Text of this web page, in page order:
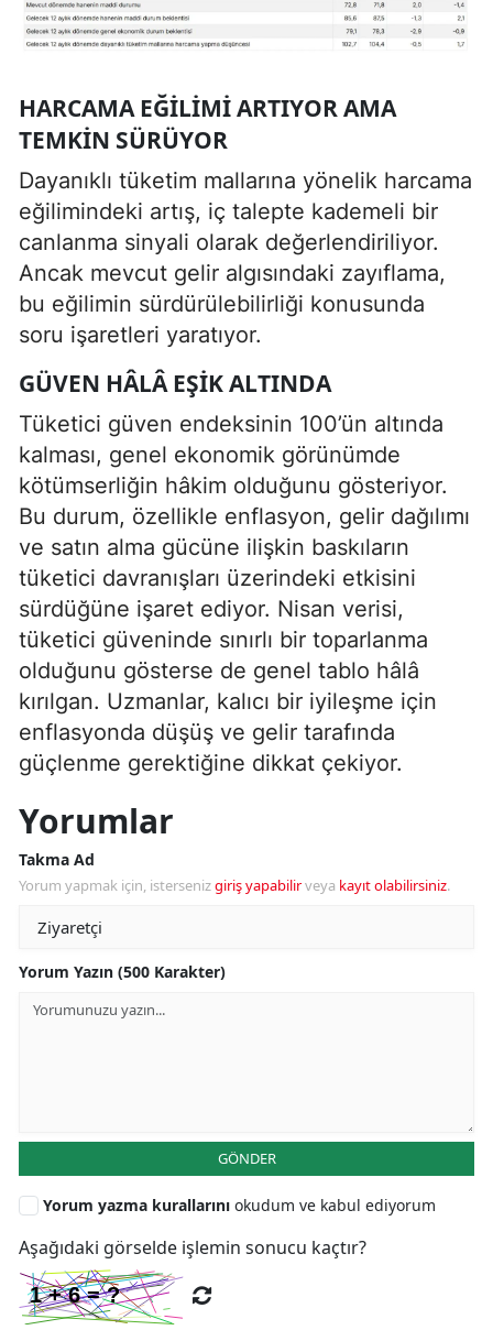
HARCAMA EĞILIMI ARTIYOR AMA
TEMKIN SÜRÜYOR
Dayanıklı tüketim mallarına yönelik harcama
eğilimindeki artış, iç talepte kademeli bir
canlanma sinyali olarak değerlendiriliyor.
Ancak mevcut gelir algısındaki zayıflama,
bu eğilimin sürdürülebilirliği konusunda
soru işaretleri yaratıyor.
GÜVEN HÂLÂ EŞIK ALTINDA
Tüketici güven endeksinin 100’ün altında
kalması, genel ekonomik görünümde
kötümserliğin hâkim olduğunu gösteriyor.
Bu durum, özellikle enflasyon, gelir dağılımı
ve satın alma gücüne ilişkin baskıların
tüketici davranışları üzerindeki etkisini
sürdüğüne işaret ediyor. Nisan verisi,
tüketici güveninde sınırlı bir toparlanma
olduğunu gösterse de genel tablo hâlâ
kırılgan. Uzmanlar, kalıcı bir iyileşme için
enflasyonda düşüş ve gelir tarafında
güçlenme gerektiğine dikkat çekiyor.
Yorumlar
Takma Ad
Yorum yapmak için, istersenizgiriş yapabilirveya kayıt olabilirsiniz.
Yorum Yazın (500 Karakter)
GÖNDER
Yorum yazma kurallarını okudum ve kabul ediyorum
Aşağıdaki görselde işlemin sonucu kaçtır?